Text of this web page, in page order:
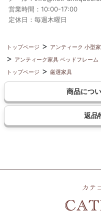
営業時間：10:00-17:00
定休日：毎週木曜日
トップページ
アンティーク 小型
アンティーク家具 ベッドフレーム
トップページ
厳選家具
商品につ
返品